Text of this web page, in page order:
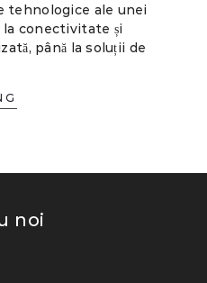
tehnologice ale unei
la conectivitate și
până la soluții de
noi